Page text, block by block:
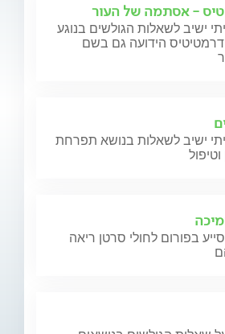
- אסתמה של העור
ישיב לשאלות הגולשים בנוגע
הידועה גם בשם
ישיב לשאלות בנושא תפרחת
בפורום לחולי סרטן ריאה